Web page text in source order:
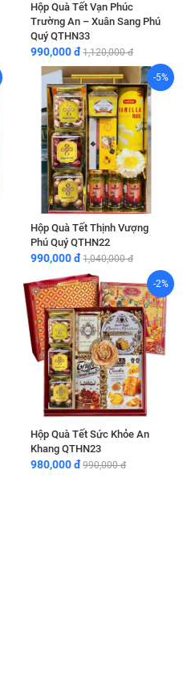
Hộp Quà Tết Vạn Phúc
Trường An – Xuân Sang Phú
Quý QTHN33
990,000 đ1,120,000 đ
-5%
Hộp Quà Tết Thịnh Vượng
Phú Quý QTHN22
990,000 đ1,040,000 đ
-2%
Hộp Quà Tết Sức Khỏe An
Khang QTHN23
980,000 đ990,000 đ